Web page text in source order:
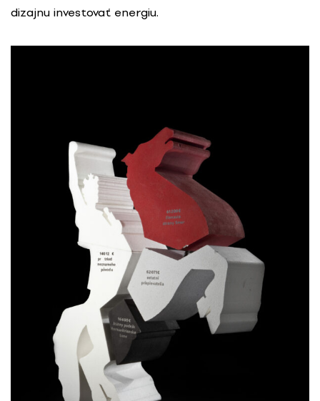
dizajnu investovať energiu.